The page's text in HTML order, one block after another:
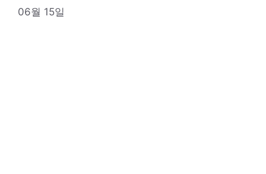
06월 15일